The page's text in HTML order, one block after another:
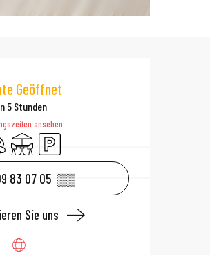
Geöffnet
5 Stunden
ansehen
TerrasseParkplatz
83 07 05 ▒▒
Sie uns